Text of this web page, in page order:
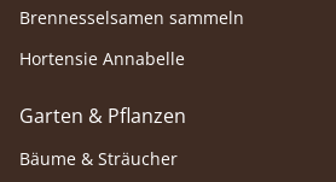
Brennesselsamen sammeln
Hortensie Annabelle
Garten & Pflanzen
Bäume & Sträucher